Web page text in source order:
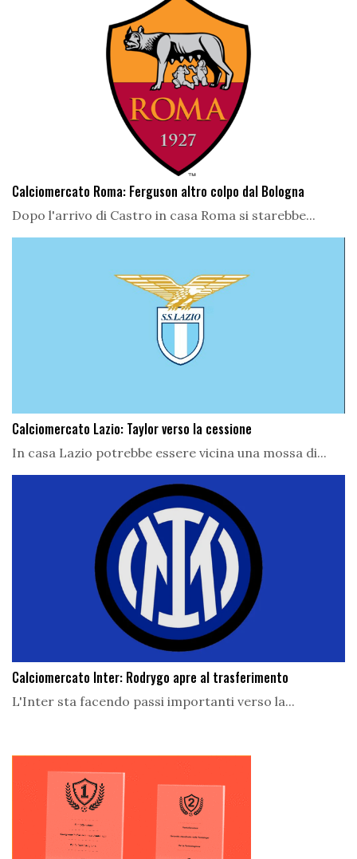
Calciomercato Roma: Ferguson altro colpo dal Bologna
Dopo l'arrivo di Castro in casa Roma si starebbe...
Calciomercato Lazio: Taylor verso la cessione
In casa Lazio potrebbe essere vicina una mossa di...
Calciomercato Inter: Rodrygo apre al trasferimento
L'Inter sta facendo passi importanti verso la...